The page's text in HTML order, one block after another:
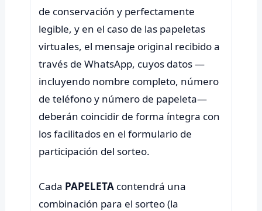
de conservación y perfectamente
legible, y en el caso de las papeletas
virtuales, el mensaje original recibido a
través de WhatsApp, cuyos datos —
incluyendo nombre completo, número
de teléfono y número de papeleta—
deberán coincidir de forma íntegra con
los facilitados en el formulario de
participación del sorteo.
Cada PAPELETA contendrá una
combinación para el sorteo (la